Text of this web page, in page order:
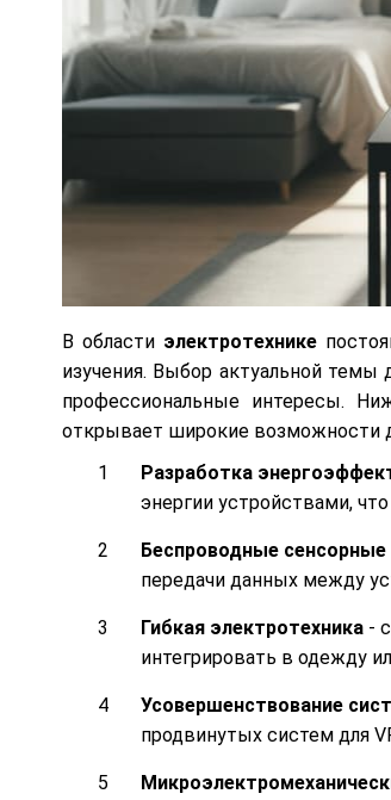
В области электротехнике
изучения. Выбор актуальной
профессиональные интересы.
открывает широкие возможности
Разработка
энергии устройствами,
Беспроводные сенсорные
передачи данных между
Гибкая электротехника -
интегрировать в одежду
Усовершенствование
продвинутых систем для